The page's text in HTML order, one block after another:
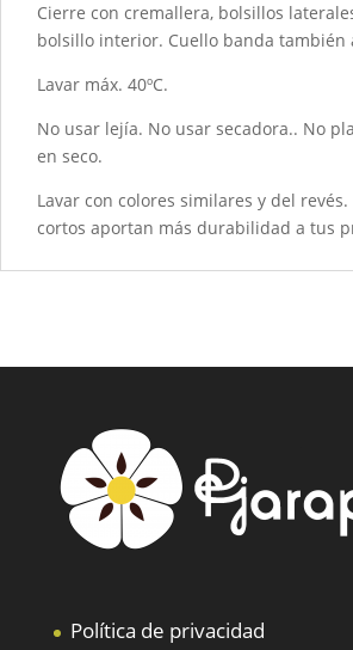
Cierre con cremallera, bolsillos
bolsillo interior. Cuello banda también
Lavar máx. 40ºC.
No usar lejía. No usar secadora.. No
en seco.
Lavar con colores similares y del
cortos aportan más durabilidad a tus
Política de privacidad